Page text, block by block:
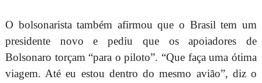
O bolsonarista também afirmou que o Brasil tem um
presidente novo e pediu que os apoiadores de
Bolsonaro torçam “para o piloto”. “Que faça uma ótima
viagem. Até eu estou dentro do mesmo avião”, diz o